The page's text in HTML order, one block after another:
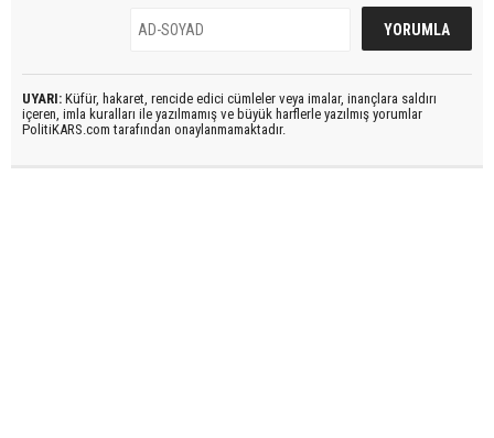
UYARI: Küfür, hakaret, rencide edici cümleler veya imalar, inançlara saldırı
içeren, imla kuralları ile yazılmamış ve büyük harflerle yazılmış yorumlar
PolitiKARS.com tarafından onaylanmamaktadır.